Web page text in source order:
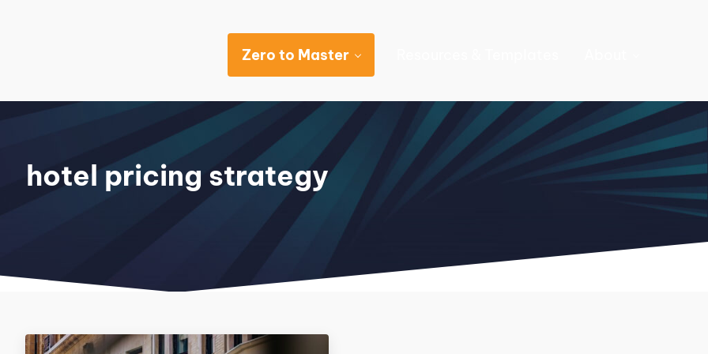
sạn
Zero to Master
hotel pricing strategy